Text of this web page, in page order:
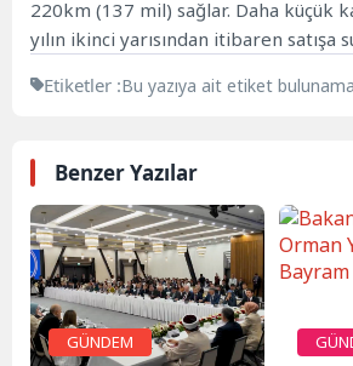
220km (137 mil) sağlar. Daha küçük
yılın ikinci yarısından itibaren satışa
Etiketler :Bu yazıya ait etiket
Benzer Yazılar
GÜNDEM